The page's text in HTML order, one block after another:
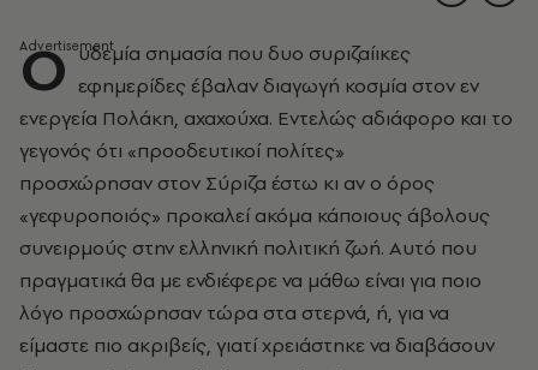
Ο υδεμία σημασία που δυο συριζαίικες
εφημερίδες έβαλαν διαγωγή κοσμία στον εν
ενεργεία Πολάκη, αχαχούχα. Εντελώς αδιάφορο και το
γεγονός ότι «προοδευτικοί πολίτες»
προσχώρησαν στον Σύριζα έστω κι αν ο όρος
«γεφυροποιός» προκαλεί ακόμα κάποιους άβολους
συνειρμούς στην ελληνική πολιτική ζωή. Αυτό που
πραγματικά θα με ενδιέφερε να μάθω είναι για ποιο
λόγο προσχώρησαν τώρα στα στερνά, ή, για να
είμαστε πιο ακριβείς, γιατί χρειάστηκε να διαβάσουν